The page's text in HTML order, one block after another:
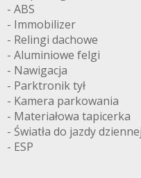
- ABS
- Immobilizer
- Relingi dachowe
- Aluminiowe felgi
- Nawigacja
- Parktronik tył
- Kamera parkowania
- Materiałowa tapicerka
- Światła do jazdy
- ESP